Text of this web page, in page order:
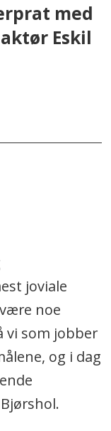
med
Eskil
joviale
noe
vi som jobber
og i dag